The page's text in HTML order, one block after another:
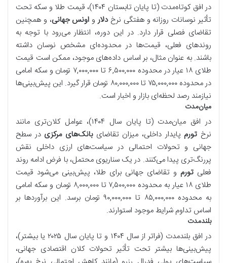
در افق کوتاه‌مدت (تا پایان تابستان ۱۴۰۴)، قیمت طلا و سکه تحت
تأثیر نوسانات روزانه و هفتگی نرخ دلار و اونس جهانی، و همچنین
تقاضای فصلی قرار دارد. در این دوره، انتظار می‌رود با توجه به
روندهای فعلی، قیمت‌ها در محدوده‌ای مشخص نوسان داشته
باشند. به عنوان مثال، بر اساس داده‌های موجود، ممکن است قیمت
طلای ۱۸ عیار در محدوده ۶,۵۰۰,۰۰۰ تا ۷,۰۰۰,۰۰۰ تومان و سکه امامی
در محدوده ۷۵,۰۰۰,۰۰۰ تا ۸۰,۰۰۰,۰۰۰ تومان قرار گیرد. این پیش‌بینی‌ها
نیازمند رصد لحظه‌ای بازار و اخبار است.
میان‌مدت
در افق میان‌مدت (تا پایان سال ۱۴۰۴)، عوامل کلان‌تری مانند
نرخ تورم پایدار داخلی، میزان تقاضای بانک‌های مرکزی در سطح
جهانی و تحولات احتمالی در سیاست‌های ارزی داخلی نقش
پررنگ‌تری پیدا می‌کنند. در یک سناریوی محتمل، با فرض ادامه روند
فعلی تورم و تقاضای جهانی برای طلا، پیش‌بینی می‌شود قیمت
طلای ۱۸ عیار به محدوده ۷,۵۰۰,۰۰۰ تا ۸,۰۰۰,۰۰۰ تومان و سکه امامی
به محدوده ۸۵,۰۰۰,۰۰۰ تا ۹۰,۰۰۰,۰۰۰ تومان برسد. این برآوردها بر
اساس تداوم شرایط موجود استوارند.
بلندمدت
در افق بلندمدت (فراتر از سال ۱۴۰۴ و تا پایان سال ۲۰۲۵ یا بیشتر)،
پیش‌بینی‌ها بیشتر تحت تأثیر تحولات کلان اقتصادی جهانی،